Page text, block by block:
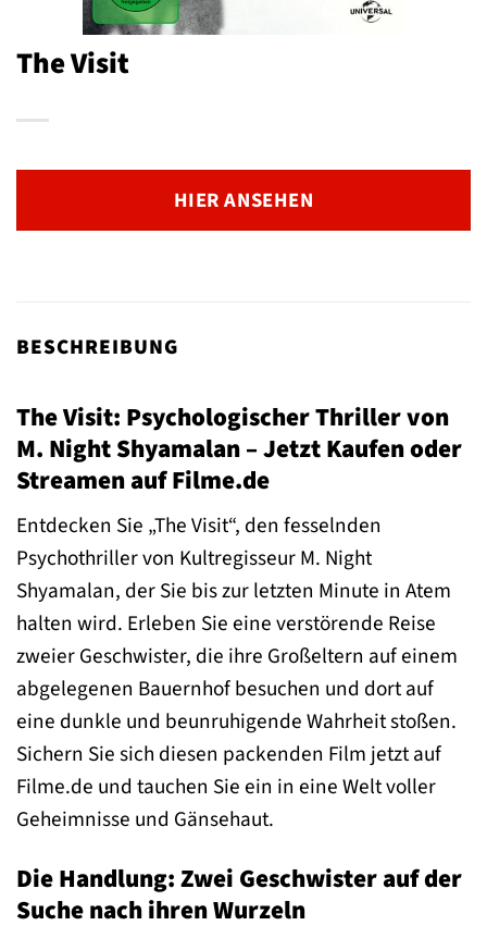
The Visit
HIER ANSEHEN
BESCHREIBUNG
The Visit: Psychologischer Thriller von
M. Night Shyamalan – Jetzt Kaufen oder
Streamen auf Filme.de
Entdecken Sie „The Visit“, den fesselnden
Psychothriller von Kultregisseur M. Night
Shyamalan, der Sie bis zur letzten Minute in Atem
halten wird. Erleben Sie eine verstörende Reise
zweier Geschwister, die ihre Großeltern auf einem
abgelegenen Bauernhof besuchen und dort auf
eine dunkle und beunruhigende Wahrheit stoßen.
Sichern Sie sich diesen packenden Film jetzt auf
Filme.de und tauchen Sie ein in eine Welt voller
Geheimnisse und Gänsehaut.
Die Handlung: Zwei Geschwister auf der
Suche nach ihren Wurzeln